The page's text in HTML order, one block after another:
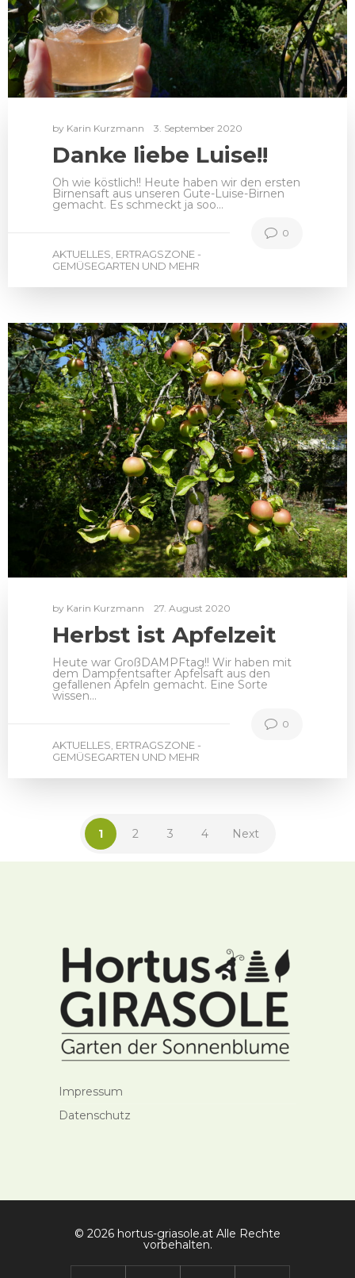
by Karin Kurzmann 3. September 2020
Danke liebe Luise!!
Oh wie köstlich!! Heute haben wir den ersten
Birnensaft aus unseren Gute-Luise-Birnen
gemacht. Es schmeckt ja soo…
AKTUELLES ERTRAGSZONE -
GEMÜSEGARTEN UND MEHR
0
by Karin Kurzmann 27. August 2020
Herbst ist Apfelzeit
Heute war GroßDAMPFtag!! Wir haben mit
dem Dampfentsafter Apfelsaft aus den
gefallenen Äpfeln gemacht. Eine Sorte
wissen…
AKTUELLES ERTRAGSZONE -
GEMÜSEGARTEN UND MEHR
0
1 2 3 4 Next
Impressum
Datenschutz
© 2026 hortus-griasole.at Alle Rechte
vorbehalten.